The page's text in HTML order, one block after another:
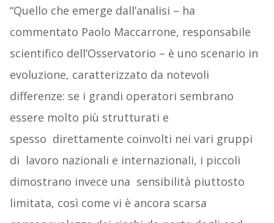
“Quello che emerge dall’analisi – ha
commentato Paolo Maccarrone, responsabile
scientifico dell’Osservatorio – è uno scenario in
evoluzione, caratterizzato da notevoli
differenze: se i grandi operatori sembrano
essere molto più strutturati e
spesso direttamente coinvolti nei vari gruppi
di lavoro nazionali e internazionali, i piccoli
dimostrano invece una sensibilità piuttosto
limitata, così come vi è ancora scarsa